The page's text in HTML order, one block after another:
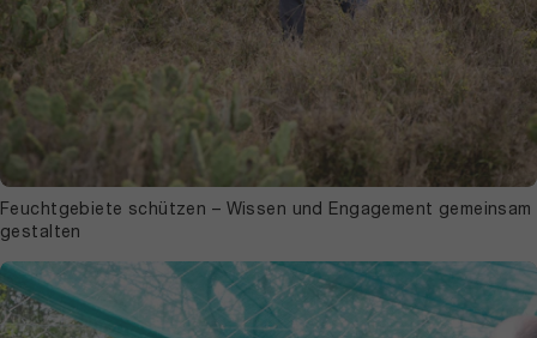
Feuchtgebiete schützen – Wissen und Engagement gemeinsam
gestalten